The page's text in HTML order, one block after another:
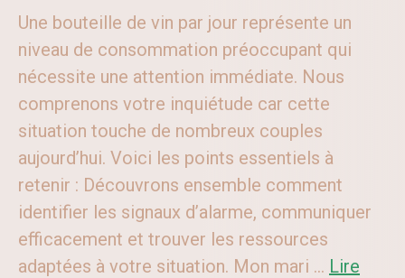
Une bouteille de vin par jour représente un
niveau de consommation préoccupant qui
nécessite une attention immédiate. Nous
comprenons votre inquiétude car cette
situation touche de nombreux couples
aujourd’hui. Voici les points essentiels à
retenir : Découvrons ensemble comment
identifier les signaux d’alarme, communiquer
efficacement et trouver les ressources
adaptées à votre situation. Mon mari ... Lire